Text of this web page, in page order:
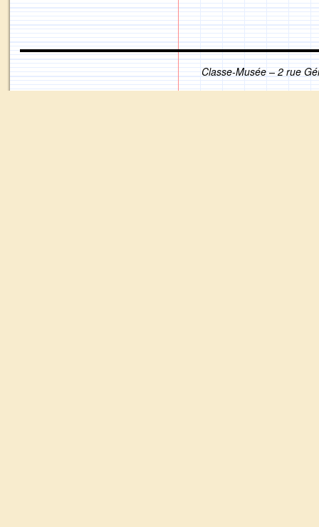
Classe-Musée – 2 rue